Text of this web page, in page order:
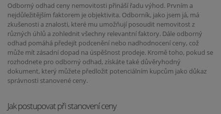
Odborný odhad ceny nemovitosti přináší řadu výhod. Prvním a
nejdůležitějším faktorem je objektivita. Odborník, jako jsem já, má
zkušenosti a znalosti, které mu umožňují posoudit nemovitost z
různých úhlů a zohlednit všechny relevantní faktory. Dále odborný
odhad pomáhá předejít podcenění nebo nadhodnocení ceny, což
může mít zásadní dopad na úspěšnost prodeje. Kromě toho, pokud se
rozhodnete pro odborný odhad, získáte také důvěryhodný
dokument, který můžete předložit potenciálním kupcům jako důkaz
správnosti stanovené ceny.
Jak postupovat při stanovení ceny